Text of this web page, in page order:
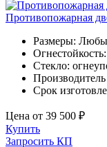
Противопожарная
Размеры:
Стекло:
Срок
Цена от 39 500 ₽
Купить
Запросить КП